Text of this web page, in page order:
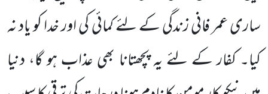
ساری عمر فانی زندگی کے لئے کمائی کی اور خدا کو یاد نہ
کیا۔ کفار کے لئے یہ پچھتانا بھی عذاب ہو گا، دنیا